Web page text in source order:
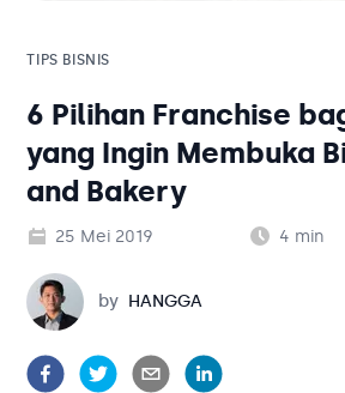
Tambahan
Kategori Blog
TIPS BISNIS
6 Pilihan Franchise
yang Ingin Membuka
and Bakery
25 Mei 2019 4 min
Hangga
by HANGGA